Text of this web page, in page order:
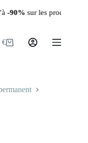
restants ✨ | 🚚
€